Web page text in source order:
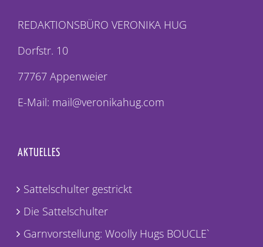
REDAKTIONSBÜRO VERONIKA HUG
Dorfstr. 10
77767 Appenweier
E-Mail: mail@veronikahug.com
AKTUELLES
Sattelschulter gestrickt
Die Sattelschulter
Garnvorstellung: Woolly Hugs BOUCLE`